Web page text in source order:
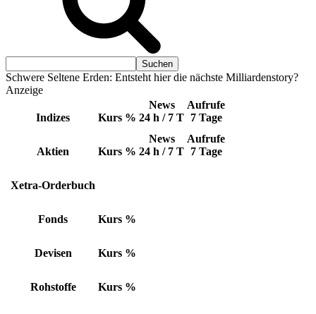
Schwere Seltene Erden: Entsteht hier die nächste Milliardenstory?
Anzeige
Indizes Kurs %
News
24 h / 7 T
Aufrufe
7 Tage
Aktien Kurs %
News
24 h / 7 T
Aufrufe
7 Tage
Xetra-Orderbuch
Fonds Kurs %
Devisen Kurs %
Rohstoffe Kurs %